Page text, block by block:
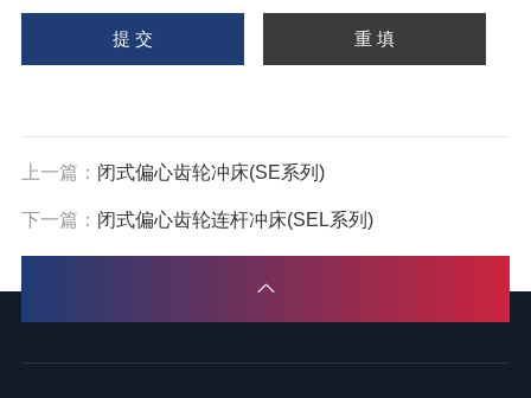
上一篇： 闭式偏心齿轮冲床(SE系列)
下一篇： 闭式偏心齿轮连杆冲床(SEL系列)